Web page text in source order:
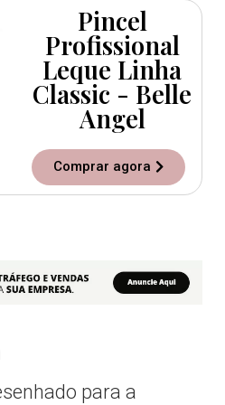
Pincel
Profissional
Leque Linha
Classic - Belle
Angel
Comprar agora
para a